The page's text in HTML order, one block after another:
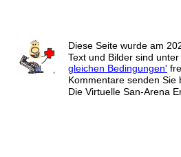
Diese Seite wurde am
Text und Bilder sind
gleichen Bedingungen'
Kommentare senden Sie
Die Virtuelle San-Arena